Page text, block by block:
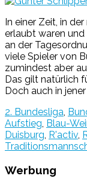
In einer Zeit, in
erlaubt waren
an der
viele Spieler von
zumindest aber
Das gilt natürlich
Doch auch in jener
2. Bundesliga,
Aufstieg, Blau-
Duisburg, R'activ,
Werbung